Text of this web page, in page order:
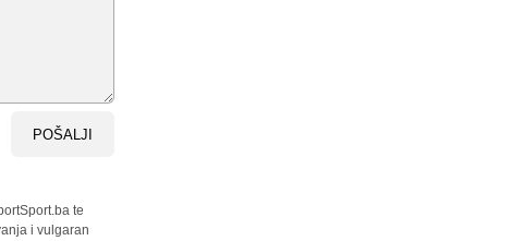
POŠALJI
te
i vulgaran